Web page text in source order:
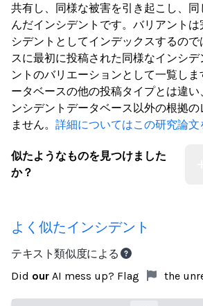
共有し、同様な被害を引き起こし、
んだインシデントです。バリアント
シデントとしてインデックスするの
スに最初に投稿された同様なインシ
ントのバリエーションとして一覧し
ータベースの他の投稿タイプとは違い
ンシデントデータベース以外の根拠
ません。 詳細についてはこの研究論
似たようなものを見つけました
か？
よく似たインシデント
テキスト類似度による
Did our AI mess up? Flag the